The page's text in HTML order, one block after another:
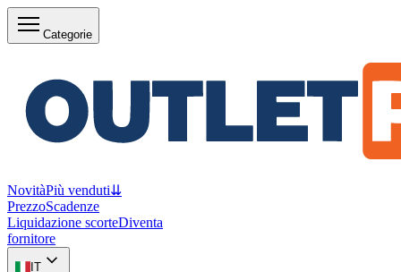
Categorie
NovitàPiù venduti⇊
PrezzoScadenze
Liquidazione scorteDiventa
fornitore
IT